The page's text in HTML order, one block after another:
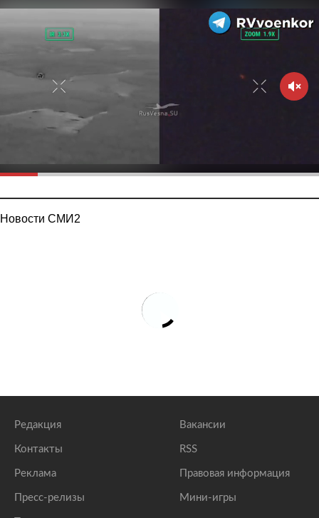
Новости СМИ2
Редакция
Контакты
Реклама
Пресс-релизы
Вакансии
RSS
Правовая информация
Мини-игры